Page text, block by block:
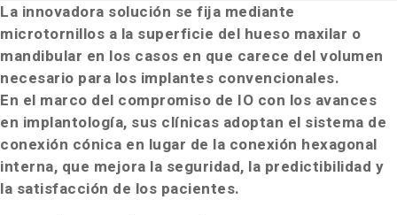
La innovadora solución se fija mediante
microtornillos a la superficie del hueso maxilar o
mandibular en los casos en que carece del volumen
necesario para los implantes convencionales.
En el marco del compromiso de IO con los avances
en implantología, sus clínicas adoptan el sistema de
conexión cónica en lugar de la conexión hexagonal
interna, que mejora la seguridad, la predictibilidad y
la satisfacción de los pacientes.